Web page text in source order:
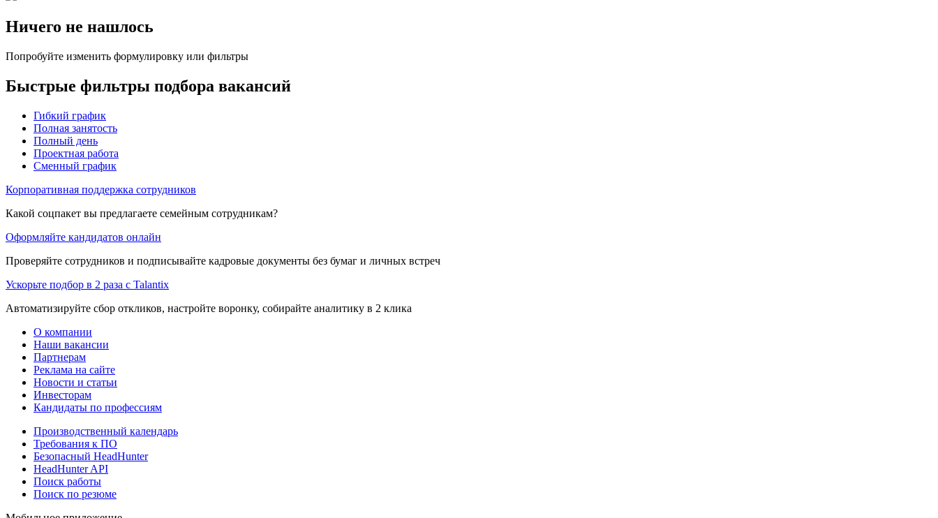
Ничего не нашлось
Попробуйте изменить формулировку или фильтры
Быстрые фильтры подбора вакансий
Гибкий график
Полная занятость
Полный день
Проектная работа
Сменный график
Корпоративная поддержка сотрудников
Какой соцпакет вы предлагаете семейным сотрудникам?
Оформляйте кандидатов онлайн
Проверяйте сотрудников и подписывайте кадровые документы без бумаг и личных встреч
Ускорьте подбор в 2 раза с Talantix
Автоматизируйте сбор откликов, настройте воронку, собирайте аналитику в 2 клика
О компании
Наши вакансии
Партнерам
Реклама на сайте
Новости и статьи
Инвесторам
Кандидаты по профессиям
Производственный календарь
Требования к ПО
Безопасный HeadHunter
HeadHunter API
Поиск работы
Поиск по резюме